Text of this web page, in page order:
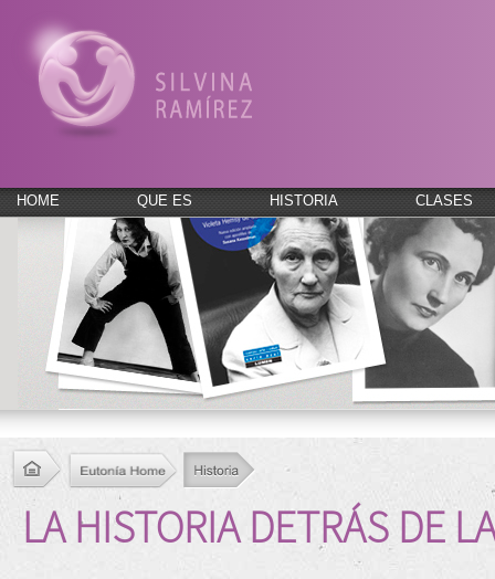
HOME QUE ES HISTORIA CLASES
LA HISTORIA DETRÁS DE